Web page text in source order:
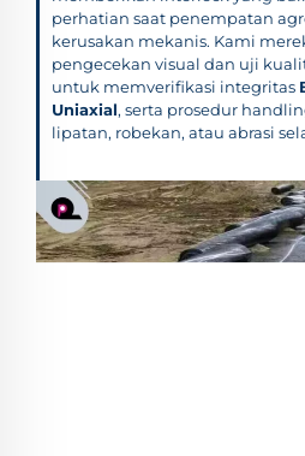
perhatian saat penempatan
kerusakan mekanis. Kami
pengecekan visual dan uji
untuk memverifikasi integritas
Uniaxial, serta prosedur
lipatan, robekan, atau abrasi